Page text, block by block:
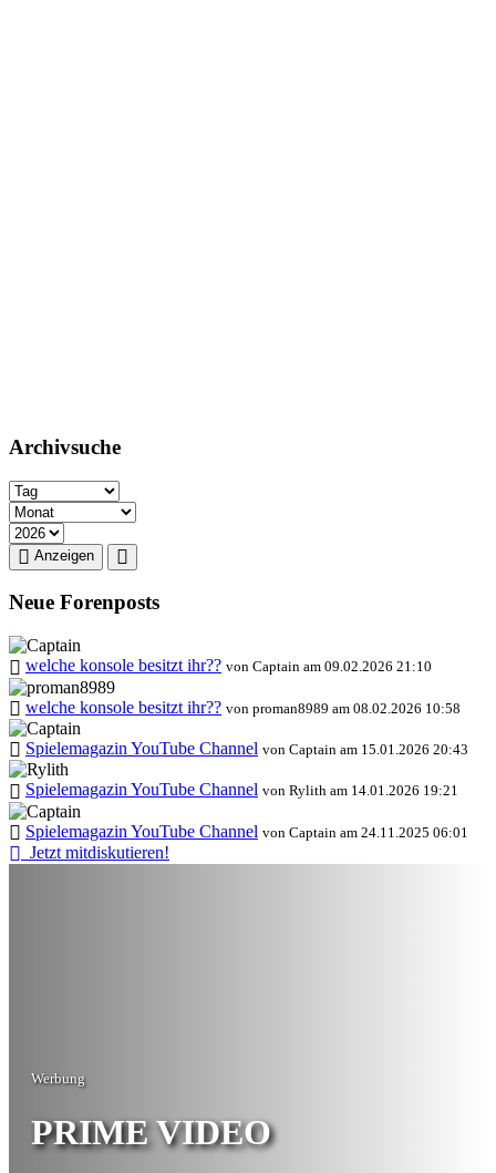
Archivsuche
Anzeigen
Neue Forenposts
welche konsole besitzt ihr?? von Captain am 09.02.2026 21:10
welche konsole besitzt ihr?? von proman8989 am 08.02.2026 10:58
Spielemagazin YouTube Channel von Captain am 15.01.2026 20:43
Spielemagazin YouTube Channel von Rylith am 14.01.2026 19:21
Spielemagazin YouTube Channel von Captain am 24.11.2025 06:01
Jetzt mitdiskutieren!
Werbung
PRIME VIDEO